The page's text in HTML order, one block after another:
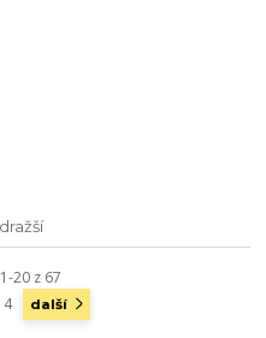
20 z 67
4 další